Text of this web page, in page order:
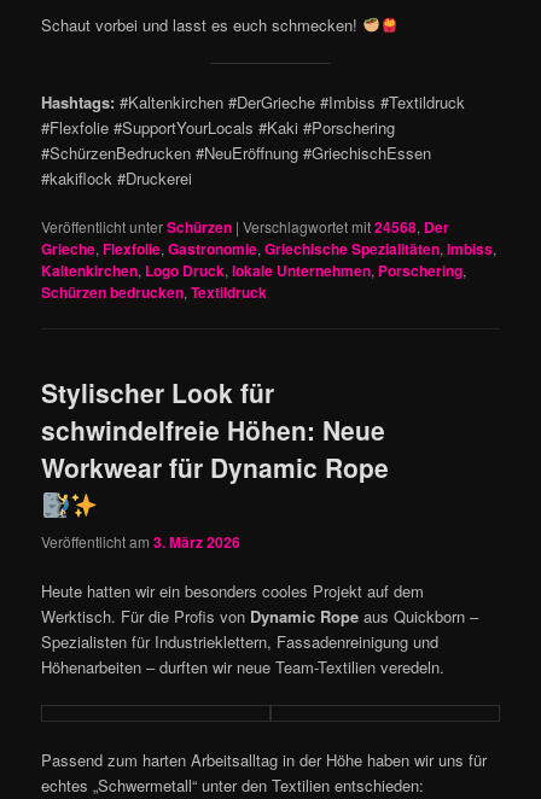
Schaut vorbei und lasst es euch schmecken!
Hashtags: #Kaltenkirchen #DerGrieche #Imbiss #Textildruck
#Flexfolie #SupportYourLocals #Kaki #Porschering
#SchürzenBedrucken #NeuEröffnung #GriechischEssen
#kakiflock #Druckerei
Veröffentlicht unterSchürzen |Verschlagwortet mit24568, Der
Grieche,Flexfolie,Gastronomie,Griechische Spezialitäten,Imbiss,
Kaltenkirchen, Logo Druck,lokale Unternehmen, Porschering,
Schürzen bedrucken,Textildruck
Stylischer Look für
schwindelfreie Höhen: Neue
Workwear für Dynamic Rope
Veröffentlicht am3. März 2026
Heute hatten wir ein besonders cooles Projekt auf dem
Werktisch. Für die Profis von Dynamic Rope aus Quickborn –
Spezialisten für Industrieklettern, Fassadenreinigung und
Höhenarbeiten – durften wir neue Team-Textilien veredeln.
Passend zum harten Arbeitsalltag in der Höhe haben wir uns für
echtes „Schwermetall“ unter den Textilien entschieden: